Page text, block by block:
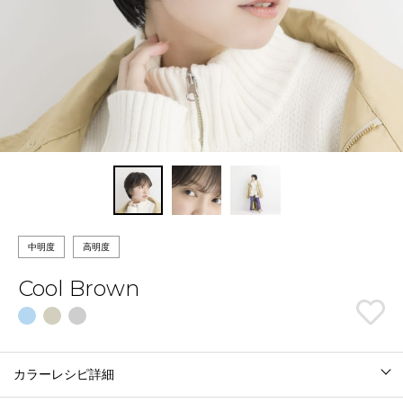
中明度 高明度
Cool Brown
カラーレシピ詳細